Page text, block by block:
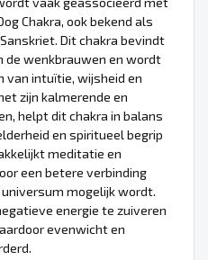
Chakra, ook bekend als
Dit chakra bevindt
de wenkbrauwen en wordt
van intuïtie, wijsheid en
zijn kalmerende en
helpt dit chakra in balans
en spiritueel begrip
meditatie en
een betere verbinding
mogelijk wordt.
energie te zuiveren
evenwicht en